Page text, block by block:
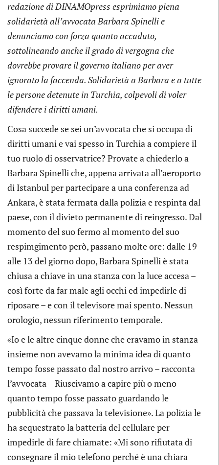
redazione di DINAMOpress esprimiamo piena
solidarietà all’avvocata Barbara Spinelli e
denunciamo con forza quanto accaduto,
sottolineando anche il grado di vergogna che
dovrebbe provare il governo italiano per aver
ignorato la faccenda. Solidarietà a Barbara e a tutte
le persone detenute in Turchia, colpevoli di voler
difendere i diritti umani.
Cosa succede se sei un’avvocata che si occupa di
diritti umani e vai spesso in Turchia a compiere il
tuo ruolo di osservatrice? Provate a chiederlo a
Barbara Spinelli che, appena arrivata all’aeroporto
di Istanbul per partecipare a una conferenza ad
Ankara, è stata fermata dalla polizia e respinta dal
paese, con il divieto permanente di reingresso. Dal
momento del suo fermo al momento del suo
respimgimento però, passano molte ore: dalle 19
alle 13 del giorno dopo, Barbara Spinelli è stata
chiusa a chiave in una stanza con la luce accesa –
così forte da far male agli occhi ed impedirle di
riposare – e con il televisore mai spento. Nessun
orologio, nessun riferimento temporale.
«Io e le altre cinque donne che eravamo in stanza
insieme non avevamo la minima idea di quanto
tempo fosse passato dal nostro arrivo – racconta
l’avvocata – Riuscivamo a capire più o meno
quanto tempo fosse passato guardando le
pubblicità che passava la televisione». La polizia le
ha sequestrato la batteria del cellulare per
impedirle di fare chiamate: «Mi sono rifiutata di
consegnare il mio telefono perché è una chiara